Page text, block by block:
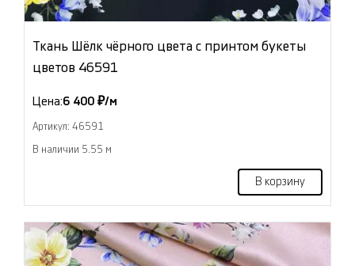
Ткань Шёлк чёрного цвета с принтом букеты
цветов 46591
Цена:6 400 ₽/м
Артикул: 46591
В наличии 5.55 м
В корзину